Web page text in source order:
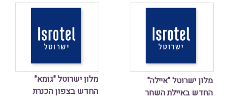
מלון ישרוטל "גומא"
החדש בצפון הכנרת
מלון ישרוטל "איילה"
החדש באיילת השחר